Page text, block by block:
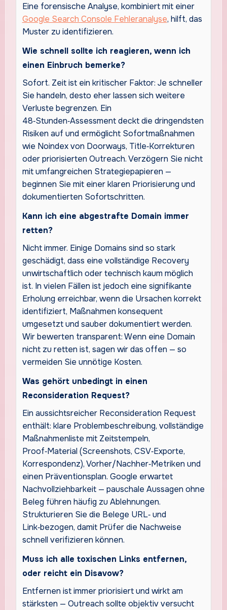
Eine forensische Analyse, kombiniert mit einer
Google Search Console Fehleranalyse, hilft, das
Muster zu identifizieren.
Wie schnell sollte ich reagieren, wenn ich
einen Einbruch bemerke?
Sofort. Zeit ist ein kritischer Faktor: Je schneller
Sie handeln, desto eher lassen sich weitere
Verluste begrenzen. Ein
48‑Stunden‑Assessment deckt die dringendsten
Risiken auf und ermöglicht Sofortmaßnahmen
wie Noindex von Doorways, Title‑Korrekturen
oder priorisierten Outreach. Verzögern Sie nicht
mit umfangreichen Strategiepapieren —
beginnen Sie mit einer klaren Priorisierung und
dokumentierten Sofortschritten.
Kann ich eine abgestrafte Domain immer
retten?
Nicht immer. Einige Domains sind so stark
geschädigt, dass eine vollständige Recovery
unwirtschaftlich oder technisch kaum möglich
ist. In vielen Fällen ist jedoch eine signifikante
Erholung erreichbar, wenn die Ursachen korrekt
identifiziert, Maßnahmen konsequent
umgesetzt und sauber dokumentiert werden.
Wir bewerten transparent: Wenn eine Domain
nicht zu retten ist, sagen wir das offen — so
vermeiden Sie unnötige Kosten.
Was gehört unbedingt in einen
Reconsideration Request?
Ein aussichtsreicher Reconsideration Request
enthält: klare Problembeschreibung, vollständige
Maßnahmenliste mit Zeitstempeln,
Proof‑Material (Screenshots, CSV‑Exporte,
Korrespondenz), Vorher/Nachher‑Metriken und
einen Präventionsplan. Google erwartet
Nachvollziehbarkeit — pauschale Aussagen ohne
Beleg führen häufig zu Ablehnungen.
Strukturieren Sie die Belege URL‑ und
Link‑bezogen, damit Prüfer die Nachweise
schnell verifizieren können.
Muss ich alle toxischen Links entfernen,
oder reicht ein Disavow?
Entfernen ist immer priorisiert und wirkt am
stärksten — Outreach sollte objektiv versucht